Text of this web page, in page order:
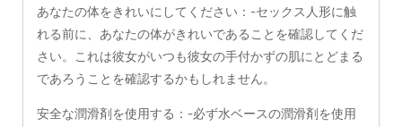
あなたの体をきれいにしてください：-セックス人形に触
れる前に、あなたの体がきれいであることを確認してくだ
さい。これは彼女がいつも彼女の手付かずの肌にとどまる
であろうことを確認するかもしれません。
安全な潤滑剤を使用する：-必ず水ベースの潤滑剤を使用